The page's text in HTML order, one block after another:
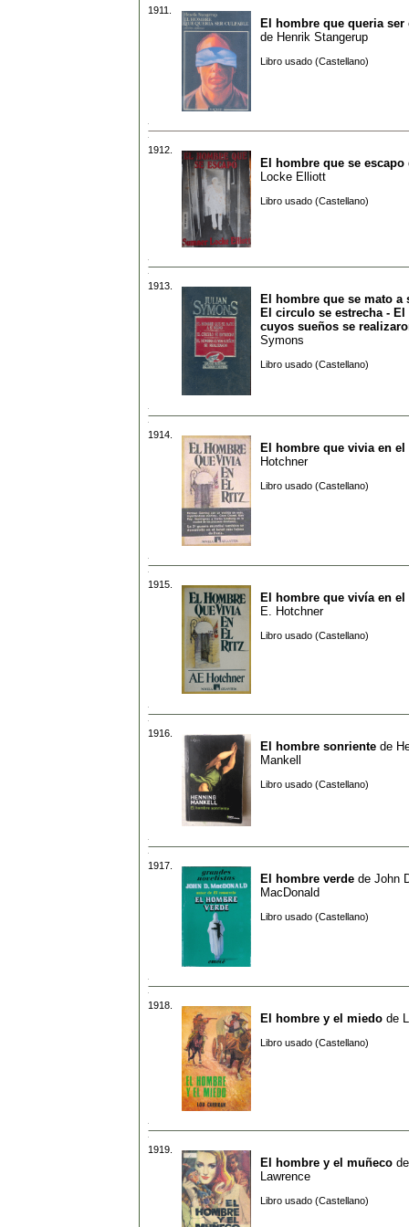
1911.
El hombre que queria ser
de Henrik Stangerup
Libro usado (Castellano)
1912.
El hombre que se escapo
Locke Elliott
Libro usado (Castellano)
1913.
El hombre que se mato a
El circulo se estrecha -
cuyos sueños se
Symons
Libro usado (Castellano)
1914.
El hombre que vivia en el
Hotchner
Libro usado (Castellano)
1915.
El hombre que vivía en el
E. Hotchner
Libro usado (Castellano)
1916.
El hombre sonriente de
Mankell
Libro usado (Castellano)
1917.
El hombre verde de John
MacDonald
Libro usado (Castellano)
1918.
El hombre y el miedo de
Libro usado (Castellano)
1919.
El hombre y el muñeco
Lawrence
Libro usado (Castellano)